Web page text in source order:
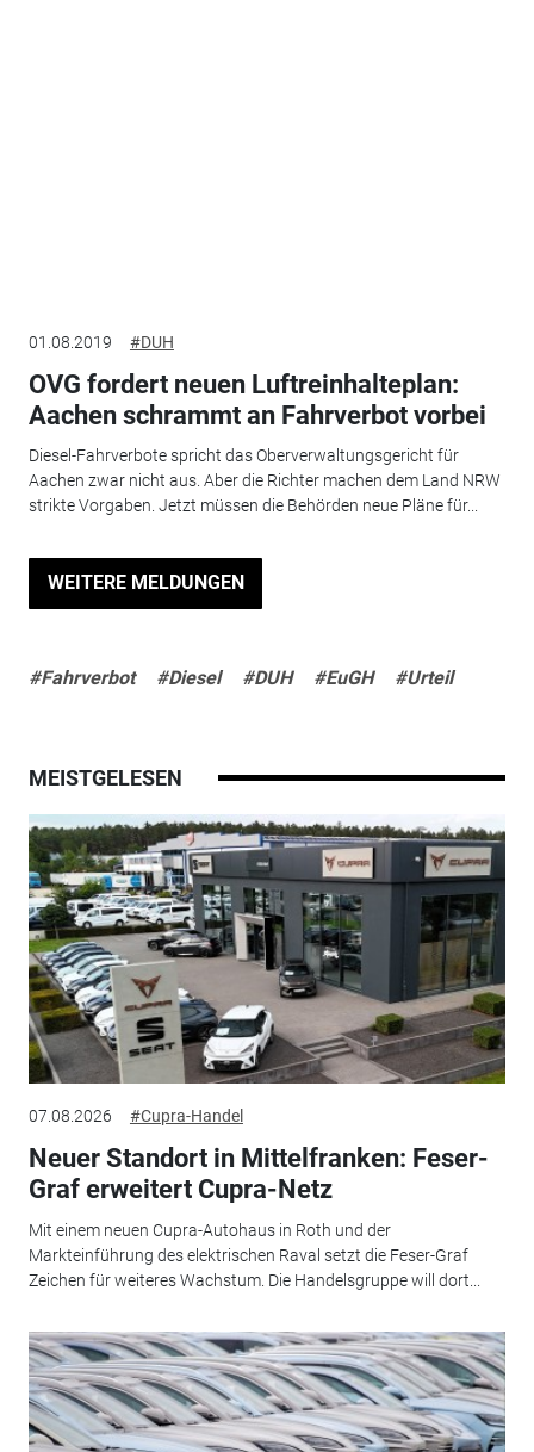
01.08.2019 #DUH
OVG fordert neuen Luftreinhalteplan:
Aachen schrammt an Fahrverbot vorbei
Diesel-Fahrverbote spricht das Oberverwaltungsgericht für
Aachen zwar nicht aus. Aber die Richter machen dem Land NRW
strikte Vorgaben. Jetzt müssen die Behörden neue Pläne für...
WEITERE MELDUNGEN
#Fahrverbot #Diesel #DUH #EuGH #Urteil
MEISTGELESEN
07.08.2026 #Cupra-Handel
Neuer Standort in Mittelfranken: Feser-
Graf erweitert Cupra-Netz
Mit einem neuen Cupra-Autohaus in Roth und der
Markteinführung des elektrischen Raval setzt die Feser-Graf
Zeichen für weiteres Wachstum. Die Handelsgruppe will dort...